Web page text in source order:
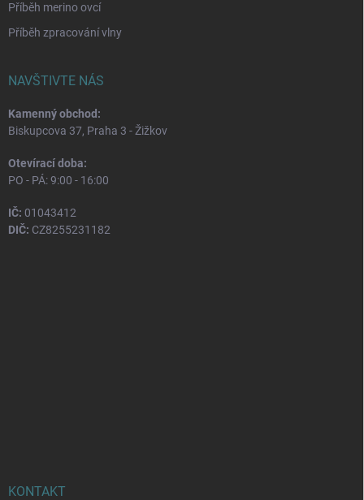
Příběh merino ovcí
Příběh zpracování vlny
NAVŠTIVTE NÁS
Kamenný obchod:
Biskupcova 37, Praha 3 - Žižkov
Otevírací doba:
PO - PÁ: 9:00 - 16:00
IČ: 01043412
DIČ: CZ8255231182
KONTAKT